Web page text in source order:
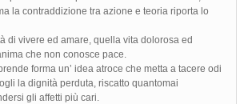
la contraddizione tra azione e teoria riporta lo
di vivere ed amare, quella vita dolorosa ed
che non conosce pace.
forma un’ idea atroce che metta a tacere odi
la dignità perduta, riscatto quantomai
gli affetti più cari.